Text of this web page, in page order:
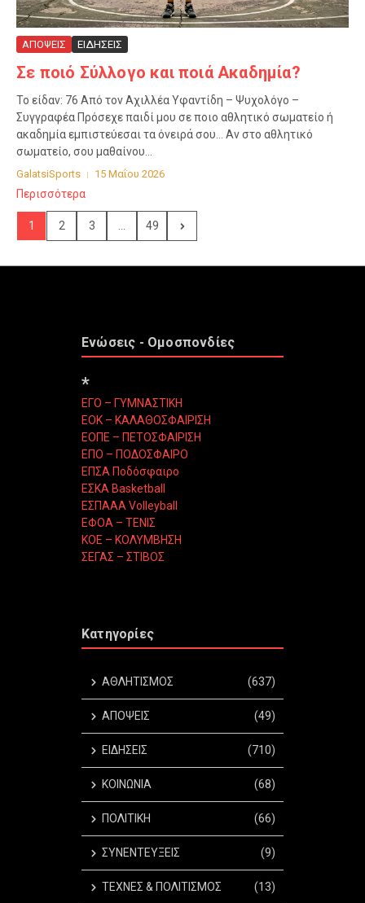
ΑΠΟΨΕΙΣ ΕΙΔΗΣΕΙΣ
Σε ποιό Σύλλογο και ποιά Ακαδημία?
Το είδαν: 76 Από τον Αχιλλέα Υφαντίδη – Ψυχολόγο –
Συγγραφέα Πρόσεχε παιδί μου σε ποιο αθλητικό σωματείο ή
ακαδημία εμπιστεύεσαι τα όνειρά σου… Αν στο αθλητικό
σωματείο, σου μαθαίνου...
GalatsiSports 15 Μαΐου 2026
Περισσότερα
1 2 3 49
Ενώσεις - Ομοσπονδίες
*
ΕΓΟ – ΓΥΜΝΑΣΤΙΚΗ
ΕΟΚ – ΚΑΛΑΘΟΣΦΑΙΡΙΣΗ
ΕΟΠΕ – ΠΕΤΟΣΦΑΙΡΙΣΗ
ΕΠΟ – ΠΟΔΟΣΦΑΙΡΟ
ΕΠΣΑ Ποδόσφαιρο
ΕΣΚΑ Basketball
ΕΣΠΑΑΑ Volleyball
ΕΦΟΑ – ΤΕΝΙΣ
ΚΟΕ – ΚΟΛΥΜΒΗΣΗ
ΣΕΓΑΣ – ΣΤΙΒΟΣ
Κατηγορίες
ΑΘΛΗΤΙΣΜΟΣ (637)
ΑΠΟΨΕΙΣ (49)
ΕΙΔΗΣΕΙΣ (710)
ΚΟΙΝΩΝΙΑ (68)
ΠΟΛΙΤΙΚΗ (66)
ΣΥΝΕΝΤΕΥΞΕΙΣ (9)
ΤΕΧΝΕΣ & ΠΟΛΙΤΙΣΜΟΣ (13)